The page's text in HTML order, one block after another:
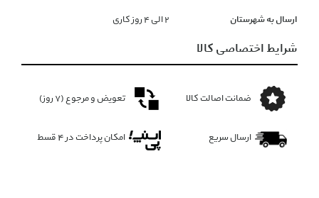
ارسال به شهرستان ۲ الی ۴ روز کاری
شرایط اختصاصی کالا
ضمانت اصالت کالا تعویض و مرجوع (۷ روز)
ارسال سریع امکان پرداخت در 4 قسط